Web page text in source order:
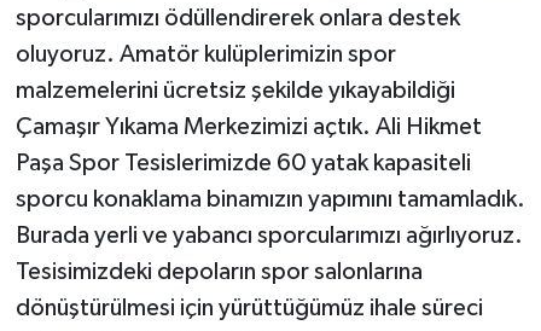
sporcularımızı ödüllendirerek onlara destek
oluyoruz. Amatör kulüplerimizin spor
malzemelerini ücretsiz şekilde yıkayabildiği
Çamaşır Yıkama Merkezimizi açtık. Ali Hikmet
Paşa Spor Tesislerimizde 60 yatak kapasiteli
sporcu konaklama binamızın yapımını tamamladık.
Burada yerli ve yabancı sporcularımızı ağırlıyoruz.
Tesisimizdeki depoların spor salonlarına
dönüştürülmesi için yürüttüğümüz ihale süreci